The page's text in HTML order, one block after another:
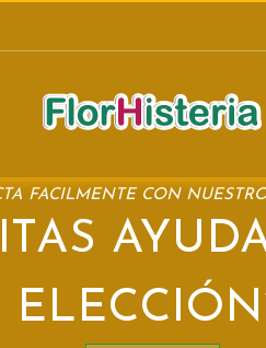
FACILMENTE CON